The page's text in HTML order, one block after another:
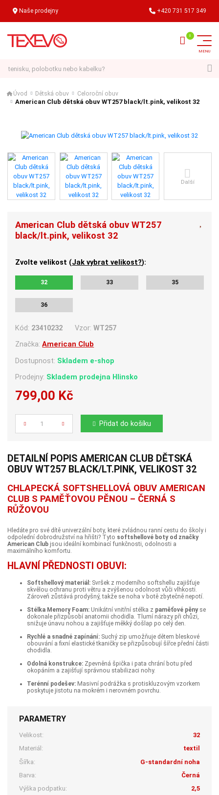
Naše prodejny +420 731 517 349
Úvod Dětská obuv Celoroční obuv
American Club dětská obuv WT257 black/lt.pink, velikost 32
Další
American Club dětská obuv WT257
black/lt.pink, velikost 32
Zvolte velikost (Jak vybrat velikost?):
32 33 35
36
Kód: 23410232 Vzor: WT257
Značka:American Club
Dostupnost: Skladem e-shop
Prodejny: Skladem prodejna Hlinsko
799,00 Kč
Počet
Přidat do košíku
DETAILNÍ POPIS AMERICAN CLUB DĚTSKÁ
OBUV WT257 BLACK/LT.PINK, VELIKOST 32
CHLAPECKÁ SOFTSHELLOVÁ OBUV AMERICAN
CLUB S PAMĚŤOVOU PĚNOU – ČERNÁ S
RŮŽOVOU
Hledáte pro své dítě univerzální boty, které zvládnou ranní cestu do školy i
odpolední dobrodružství na hřišti? Tyto softshellové boty od značky
American Club jsou ideální kombinací funkčnosti, odolnosti a
maximálního komfortu.
HLAVNÍ PŘEDNOSTI OBUVI:
Softshellový materiál: Svršek z moderního softshellu zajišťuje
skvělou ochranu proti větru a zvýšenou odolnost vůči vlhkosti.
Zároveň zůstává prodyšný, takže se noha v botě zbytečně nepotí.
Stélka Memory Foam: Unikátní vnitřní stélka z paměťové pěnyse
dokonale přizpůsobí anatomii chodidla. Tlumí nárazy při chůzi,
snižuje únavu nohou a zajišťuje měkký došlap po celý den.
Rychlé a snadné zapínání: Suchý zip umožňuje dětem bleskové
obouvání a fixní elastické tkaničky se přizpůsobují šířce přední části
chodidla.
Odolná konstrukce: Zpevněná špička i pata chrání botu před
okopáním a zajišťují správnou stabilizaci nohy.
Terénní podešev: Masivní podrážka s protiskluzovým vzorkem
poskytuje jistotu na mokrém i nerovném povrchu.
PARAMETRY
Velikost:
32
Materiál:
textil
Šířka:
G-standardní noha
Barva:
Černá
Výška podpatku:
2,5